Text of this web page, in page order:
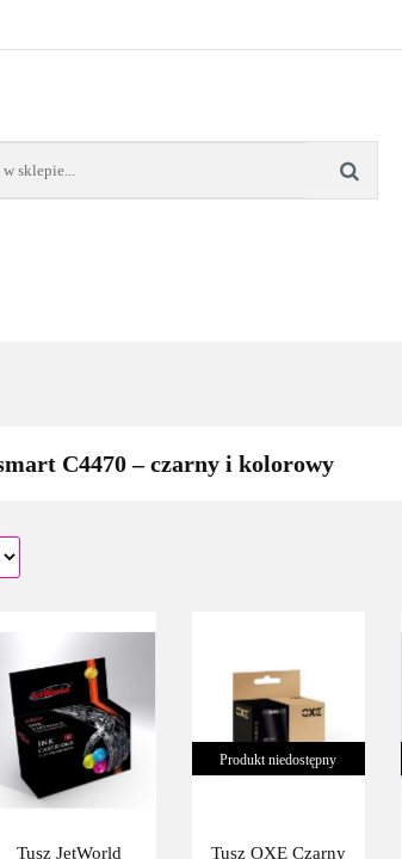
C4470 – czarny i kolorowy
Tusz JetWorld
Produkt niedostępny
Tusz OXE Czarny